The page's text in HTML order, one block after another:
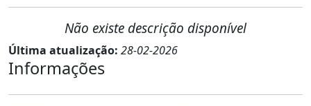
Não existe descrição disponível
Última atualização: 28-02-2026
Informações